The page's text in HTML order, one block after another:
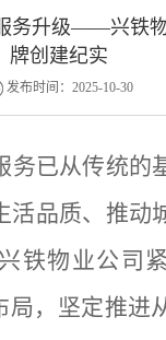
务升级——兴铁
牌创建纪实
发布时间：2025-10-30
务已从传统的
活品质、 推动
铁物业公司
局，坚定推进